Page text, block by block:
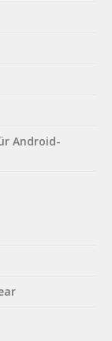
Android-